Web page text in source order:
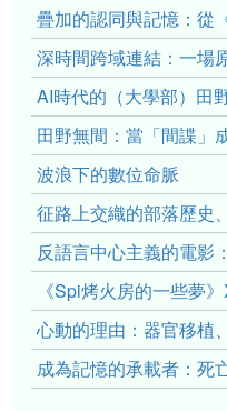
疊加的認同與記憶：從
深時間跨域連結：一場
AI時代的（大學部）田
田野無間：當「間諜」
波浪下的數位命脈
征路上交織的部落歷史
反語言中心主義的電影
《Spi烤火房的一些夢
心動的理由：器官移植
成為記憶的承載者：死